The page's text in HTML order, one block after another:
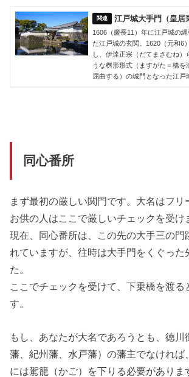
江戸城大手門（皇居
1606（慶長11）年に江戸城の
た江戸城の玄関。1620（元和6
し、伊達正宗（だてまさむね）
うな桝形形式（ますがた＝橋を
屈曲する）の城門となった江戸
同心番所
まず最初の厳しい関門です。大名はフリ
お供の人はここで厳しいチェックを受け
現在、同心番所は、この先の大手三の門
れていますが、往時は大手門をくぐった
た。
ここでチェックを受けて、下乗橋を渡る
す。
もし、あなたが大名であろうとも、徳川
藩、紀州藩、水戸藩）の藩主でなければ
には駕籠（かご）を下りる必要がありま